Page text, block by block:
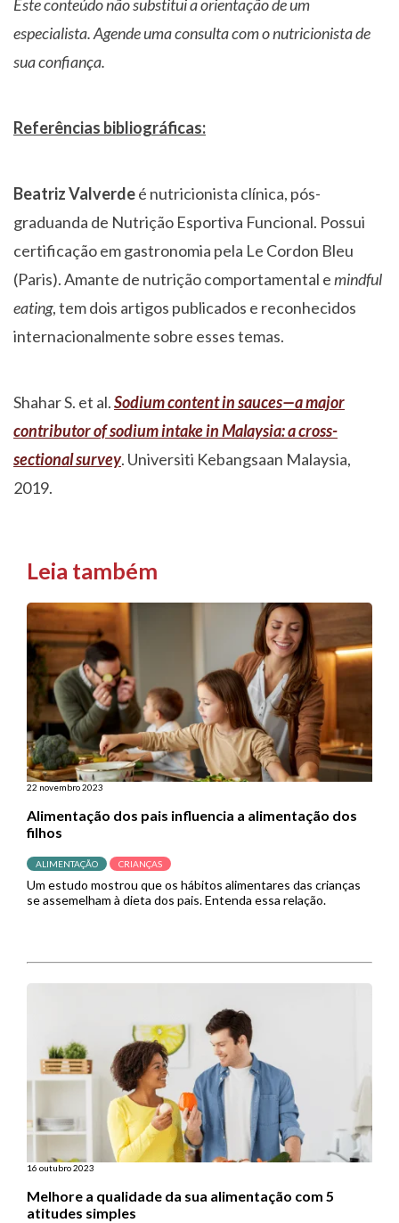
Este conteúdo não substitui a orientação de um
especialista. Agende uma consulta com o nutricionista de
sua confiança.
Referências bibliográficas:
Beatriz Valverdeé nutricionista clínica, pós-
graduanda de Nutrição Esportiva Funcional. Possui
certificação em gastronomia pela Le Cordon Bleu
(Paris). Amante de nutrição comportamental emindful
eating, tem dois artigos publicados e reconhecidos
internacionalmente sobre esses temas.
Shahar S. et al.Sodium content in sauces—a major
contributor of sodium intake in Malaysia: a cross-
sectional survey. Universiti Kebangsaan Malaysia,
2019.
Leia também
22 novembro 2023
Alimentação dos pais influencia a alimentação dos
filhos
ALIMENTAÇÃO CRIANÇAS
Um estudo mostrou que os hábitos alimentares das crianças
se assemelham à dieta dos pais. Entenda essa relação.
16 outubro 2023
Melhore a qualidade da sua alimentação com 5
atitudes simples